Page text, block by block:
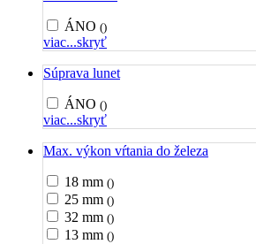
ÁNO ()
viac...skryť
Súprava lunet
ÁNO ()
viac...skryť
Max. výkon vŕtania do železa
18 mm ()
25 mm ()
32 mm ()
13 mm ()